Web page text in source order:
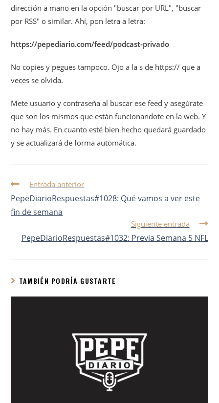
dirección a mano en la opción "buscar por URL", "buscar
por RSS" o similar. Ahí, pon letra a letra:
https://pepediario.com/feed/podcast-privado
No copies y pegues tampoco. Ojo a la s de https:// que a
veces se olvida.
Mete usuario y contraseña al buscar ese feed y asegúrate
que son los mismos que están funcionandote en la web. Y
no hay más. En cuanto esté bien hecho quedará guardado
y se actualizará de forma automática.
Entrada anterior
PepeDiarioRespuestas#1028: Qué vamos a ver este
fin de semana
Siguiente entrada
PepeDiarioRespuestas#1032: Previa Semana 5 NFL
TAMBIÉN PODRÍA GUSTARTE